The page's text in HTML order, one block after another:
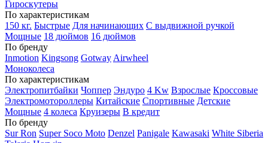
Гироскутеры
По характеристикам
150 кг. Быстрые Для начинающих С выдвижной ручкой
Мощные 18 дюймов 16 дюймов
По бренду
Inmotion Kingsong Gotway Airwheel
Моноколеса
По характеристикам
Электропитбайки Чоппер Эндуро 4 Kw Взрослые Кроссовые
Электромотороллеры Китайские Спортивные Детские
Мощные 4 колеса Круизеры В кредит
По бренду
Sur Ron Super Soco Moto Denzel Panigale Kawasaki White Siberia